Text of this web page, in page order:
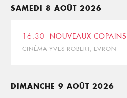
SAMEDI 8 AOÛT 2026
16:30 NOUVEAUX
CINÉMA YVES ROBERT, EVRON
DIMANCHE 9 AOÛT 2026